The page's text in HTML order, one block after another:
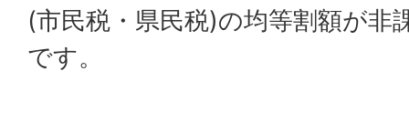
(市民税・県民税)の均等割額が非
です。